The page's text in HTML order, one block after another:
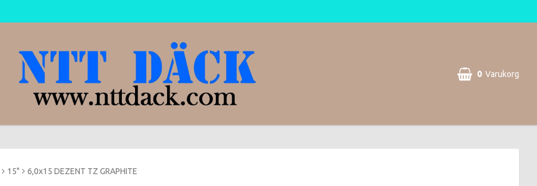
0 Varukorg
15" 6,0x15 DEZENT TZ GRAPHITE